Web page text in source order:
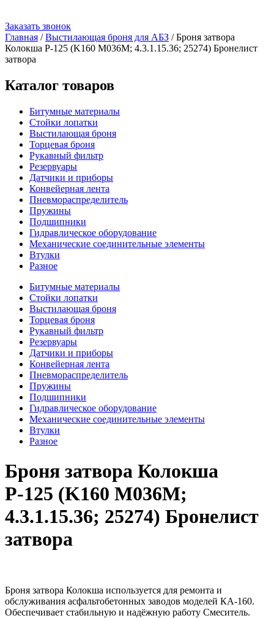
Заказать звонок
Главная /Выстилающая броня для АБЗ / Броня затвора
Колокша Р-125 (K160 M036M; 4.3.1.15.36; 25274) Бронелист
затвора
Каталог товаров
Битумные материалы
Стойки лопатки
Выстилающая броня
Торцевая броня
Рукавный фильтр
Резервуары
Датчики и приборы
Конвейерная лента
Пневмораспределитель
Пружины
Подшипники
Гидравлическое оборудование
Механические соединительные элементы
Втулки
Разное
Битумные материалы
Стойки лопатки
Выстилающая броня
Торцевая броня
Рукавный фильтр
Резервуары
Датчики и приборы
Конвейерная лента
Пневмораспределитель
Пружины
Подшипники
Гидравлическое оборудование
Механические соединительные элементы
Втулки
Разное
Броня затвора Колокша
Р-125 (K160 M036M;
4.3.1.15.36; 25274) Бронелист
затвора
Броня затвора Колокша используется для ремонта и
обслуживания асфальтобетонных заводов моделей КА-160.
Обеспечивает стабильную и надёжную работу Смеситель.